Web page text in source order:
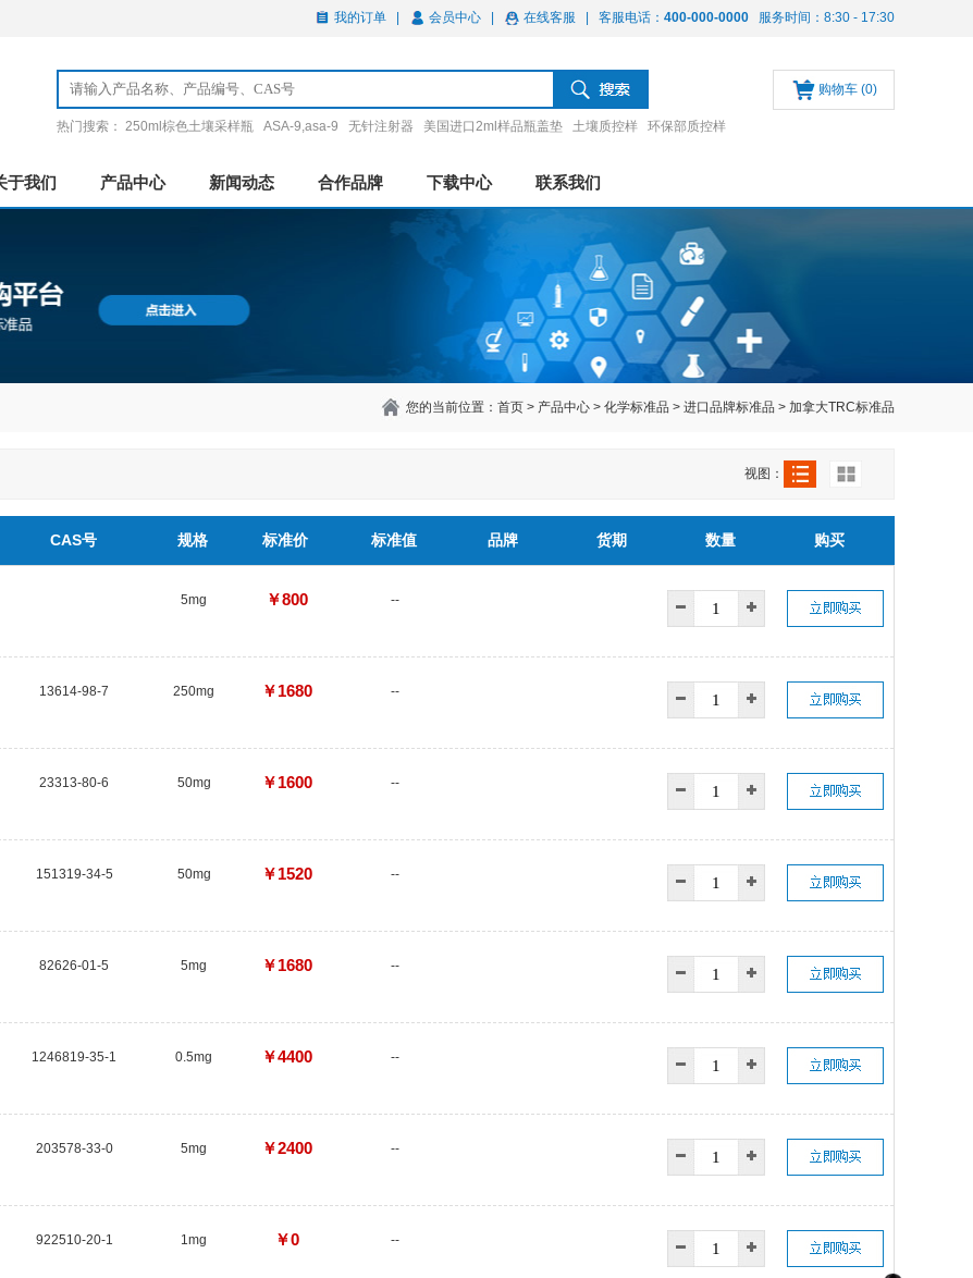
我的订单 会员中心 在线客服 | 客服电话： 400-000-0000 服务时间：8:30 - 17:30
热门搜索： 250ml棕色土壤采样瓶 ASA-9,asa-9 无针注射器 美国进口2ml样品瓶盖垫 土壤质控样 环保部质控样
购物车 (0)
于我们 产品中心 新闻动态 合作品牌 下载中心 联系我们
您的当前位置： 首页 > 产品中心 > 化学标准品 > 进口品牌标准品 > 加拿大TRC标准品
视图：
CAS号 规格 标准价 标准值 品牌 货期 数量 购买
5mg ￥800 --
13614-98-7 250mg ￥1680 --
23313-80-6 50mg ￥1600 --
151319-34-5 50mg ￥1520 --
82626-01-5 5mg ￥1680 --
1246819-35-1 0.5mg ￥4400 --
203578-33-0 5mg ￥2400 --
922510-20-1 1mg ￥0 --